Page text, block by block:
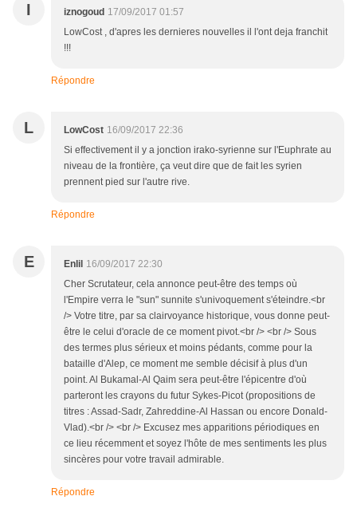
I iznogoud 17/09/2017 01:57
LowCost , d'apres les dernieres nouvelles il l'ont deja franchit
!!!
Répondre
L LowCost 16/09/2017 22:36
Si effectivement il y a jonction irako-syrienne sur l'Euphrate au
niveau de la frontière, ça veut dire que de fait les syrien
prennent pied sur l'autre rive.
Répondre
E Enlil 16/09/2017 22:30
Cher Scrutateur, cela annonce peut-être des temps où
l'Empire verra le "sun" sunnite s'univoquement s'éteindre.<br
/> Votre titre, par sa clairvoyance historique, vous donne peut-
être le celui d'oracle de ce moment pivot.<br /> <br /> Sous
des termes plus sérieux et moins pédants, comme pour la
bataille d'Alep, ce moment me semble décisif à plus d'un
point. Al Bukamal-Al Qaim sera peut-être l'épicentre d'où
parteront les crayons du futur Sykes-Picot (propositions de
titres : Assad-Sadr, Zahreddine-Al Hassan ou encore Donald-
Vlad).<br /> <br /> Excusez mes apparitions périodiques en
ce lieu récemment et soyez l'hôte de mes sentiments les plus
sincères pour votre travail admirable.
Répondre